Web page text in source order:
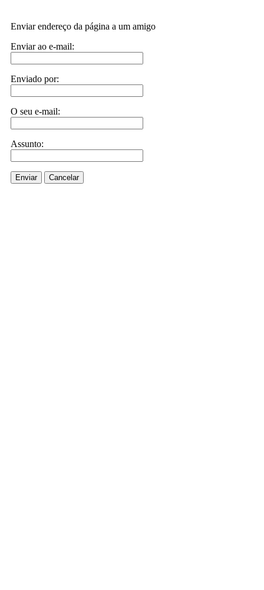
Enviar endereço da página a um amigo
Enviar ao e-mail:
Enviado por:
O seu e-mail:
Assunto:
Enviar Cancelar